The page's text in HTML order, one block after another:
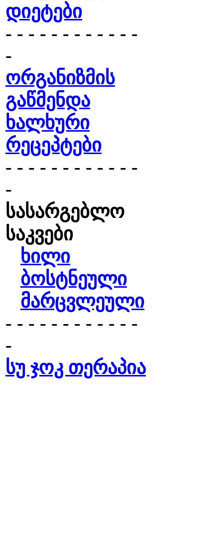
დიეტები
- - - - - - - - - - - -
-
ორგანიზმის
გაწმენდა
ხალხური
რეცეპტები
- - - - - - - - - - - -
-
სასარგებლო
საკვები
ხილი
ბოსტნეული
მარცვლეული
- - - - - - - - - - - -
-
სუ ჯოკ თერაპია